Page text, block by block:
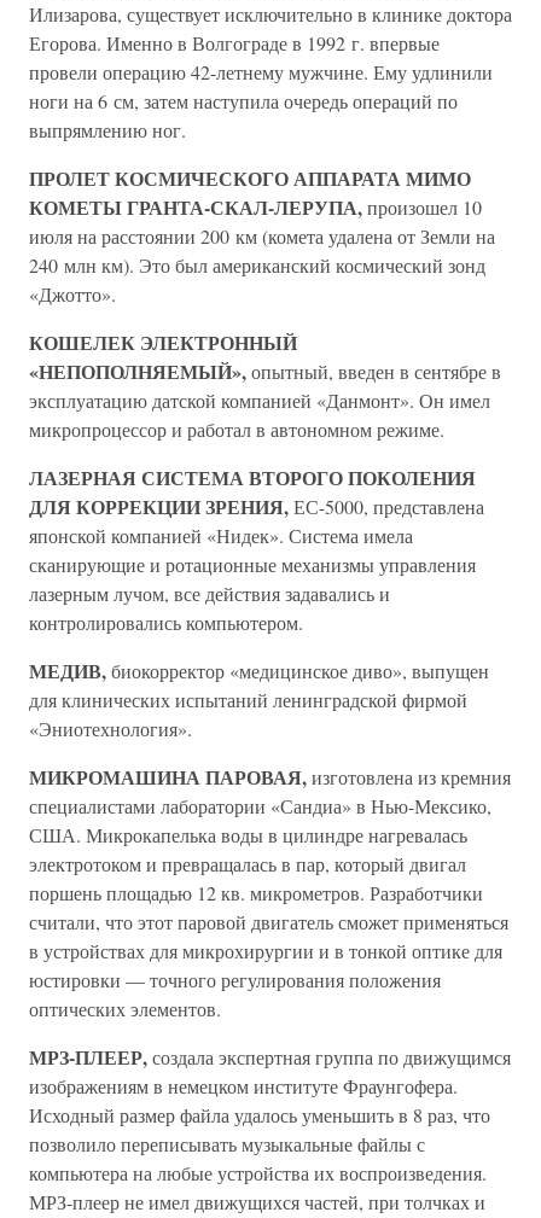
Илизарова, существует исключительно в клинике доктора
Егорова. Именно в Волгограде в 1992 г. впервые
провели операцию 42-летнему мужчине. Ему удлинили
ноги на 6 см, затем наступила очередь операций по
выпрямлению ног.
ПРОЛЕТ КОСМИЧЕСКОГО АППАРАТА МИМО
КОМЕТЫ ГРАНТА-СКАЛ-ЛЕРУПА,произошел 10
июля на расстоянии 200 км (комета удалена от Земли на
240 млн км). Это был американский космический зонд
«Джотто».
КОШЕЛЕК ЭЛЕКТРОННЫЙ
«НЕПОПОЛНЯЕМЫЙ»,опытный, введен в сентябре в
эксплуатацию датской компанией «Данмонт». Он имел
микропроцессор и работал в автономном режиме.
ЛАЗЕРНАЯ СИСТЕМА ВТОРОГО ПОКОЛЕНИЯ
ДЛЯ КОРРЕКЦИИ ЗРЕНИЯ,ЕС-5000, представлена
японской компанией «Нидек». Система имела
сканирующие и ротационные механизмы управления
лазерным лучом, все действия задавались и
контролировались компьютером.
МЕДИВ,биокорректор «медицинское диво», выпущен
для клинических испытаний ленинградской фирмой
«Эниотехнология».
МИКРОМАШИНА ПАРОВАЯ,изготовлена из кремния
специалистами лаборатории «Сандиа» в Нью-Мексико,
США. Микрокапелька воды в цилиндре нагревалась
электротоком и превращалась в пар, который двигал
поршень площадью 12 кв. микрометров. Разработчики
считали, что этот паровой двигатель сможет применяться
в устройствах для микрохирургии и в тонкой оптике для
юстировки — точного регулирования положения
оптических элементов.
МРЗ-ПЛЕЕР,создала экспертная группа по движущимся
изображениям в немецком институте Фраунгофера.
Исходный размер файла удалось уменьшить в 8 раз, что
позволило переписывать музыкальные файлы с
компьютера на любые устройства их воспроизведения.
МРЗ-плеер не имел движущихся частей, при толчках и